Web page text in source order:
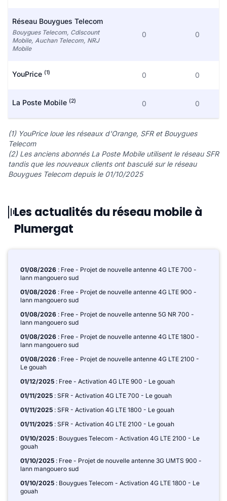
Réseau Bouygues Telecom
Bouygues Telecom, Cdiscount
Mobile, Auchan Telecom, NRJ
Mobile
0 0
YouPrice (1) 0 0
La Poste Mobile (2) 0 0
(1) YouPrice loue les réseaux d'Orange, SFR et Bouygues
Telecom
(2) Les anciens abonnés La Poste Mobile utilisent le réseau SFR
tandis que les nouveaux clients ont basculé sur le réseau
Bouygues Telecom depuis le 01/10/2025
Les actualités du réseau mobile à
Plumergat
01/08/2026 : Free - Projet de nouvelle antenne 4G LTE 700 -
lann mangouero sud
01/08/2026 : Free - Projet de nouvelle antenne 4G LTE 900 -
lann mangouero sud
01/08/2026 : Free - Projet de nouvelle antenne 5G NR 700 -
lann mangouero sud
01/08/2026 : Free - Projet de nouvelle antenne 4G LTE 1800 -
lann mangouero sud
01/08/2026 : Free - Projet de nouvelle antenne 4G LTE 2100 -
Le gouah
01/12/2025 : Free - Activation 4G LTE 900 - Le gouah
01/11/2025 : SFR - Activation 4G LTE 700 - Le gouah
01/11/2025 : SFR - Activation 4G LTE 1800 - Le gouah
01/11/2025 : SFR - Activation 4G LTE 2100 - Le gouah
01/10/2025 : Bouygues Telecom - Activation 4G LTE 2100 - Le
gouah
01/10/2025 : Free - Projet de nouvelle antenne 3G UMTS 900 -
lann mangouero sud
01/10/2025 : Bouygues Telecom - Activation 4G LTE 1800 - Le
gouah